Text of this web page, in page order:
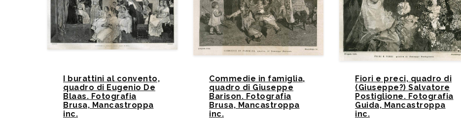
I burattini al convento,
quadro di Eugenio De
Blaas. Fotografia
Brusa, Mancastroppa
inc.
Commedie in famiglia,
quadro di Giuseppe
Barison. Fotografia
Brusa, Mancastroppa
inc.
Fiori e preci, quadro di
(Giuseppe?) Salvatore
Postiglione. Fotografia
Guida, Mancastroppa
inc.